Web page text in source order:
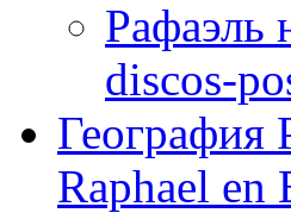
Рафаэль
discos-
География
Raphael en